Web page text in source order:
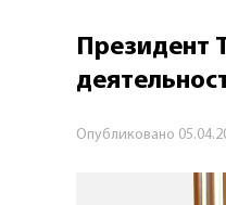
Президент
Опубликовано